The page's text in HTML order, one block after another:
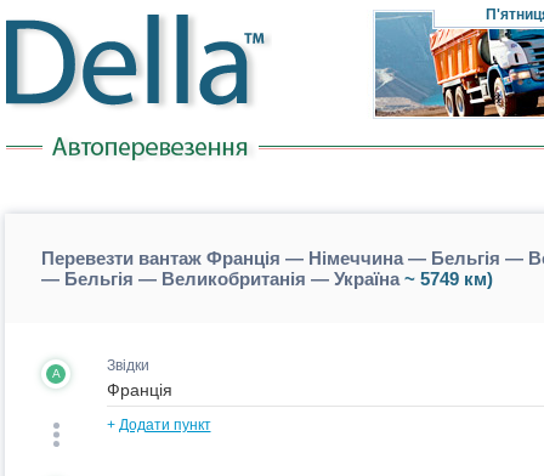
Перевезти вантаж Франція — Німеччина — Бельгія —
— Бельгія — Великобританія — Україна~ 5749 км)
A Звідки
+ Додати пункт